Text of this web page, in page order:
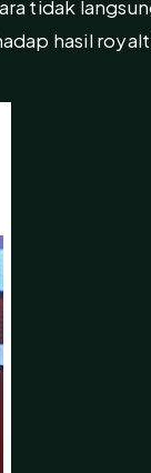
tidak
hasil